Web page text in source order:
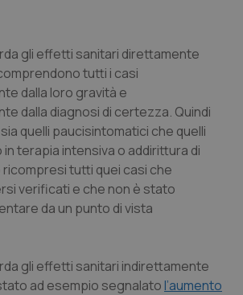
Giulia
& coronaropatie
gli effetti sanitari direttamente
tutti i casi
dalla loro gravità e
dalla diagnosi di certezza. Quindi
quelli paucisintomatici che quelli
terapia intensiva o addirittura di
tutti quei casi che
verificati e che non è stato
da un punto di vista
gli effetti sanitari indirettamente
ad esempio segnalatol’aumento